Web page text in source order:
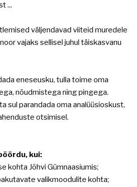
...
väljendavad viiteid muredele
vajaks sellisel juhul täiskasvanu
eneseusku, tulla toime oma
nõudmistega ning pingega.
sul parandada oma analüüsioskust,
otsimisel.
kui:
kohta Jõhvi Gümnaasiumis;
valikmoodulite kohta;